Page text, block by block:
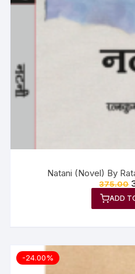
Natani (Novel) By
375.00
ADD
-24.00%